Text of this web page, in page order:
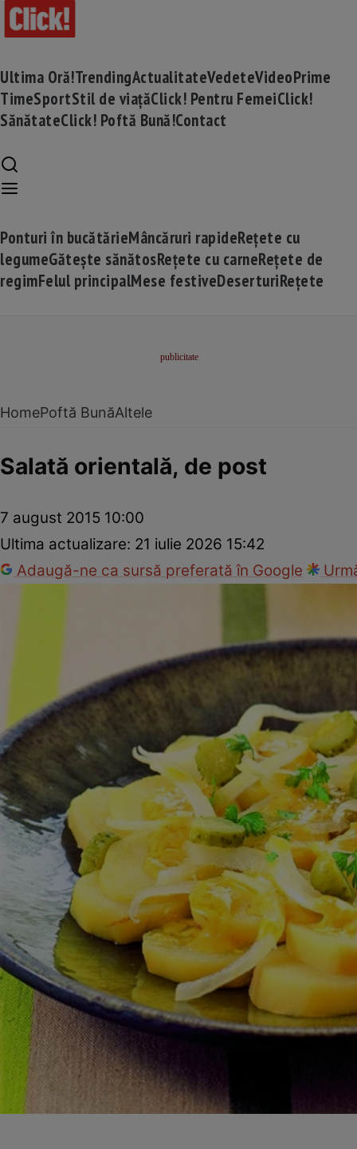
Ultima Oră!TrendingActualitateVedeteVideoPrime
TimeSportStil de viațăClick! Pentru FemeiClick!
SănătateClick! Poftă Bună!Contact
Ponturi în bucătărieMâncăruri rapideRețete cu
legumeGătește sănătosRețete cu carneRețete de
regimFelul principalMese festiveDeserturiRețete
HomePoftă BunăAltele
Salată orientală, de post
7 august 2015 10:00
Ultima actualizare: 21 iulie 2026 15:42
Adaugă-ne ca sursă preferată în Google